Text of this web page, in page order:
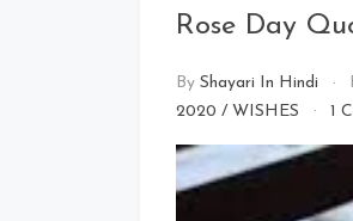
Rose Day
By Shayari In Hindi
2020 / WISHES 1